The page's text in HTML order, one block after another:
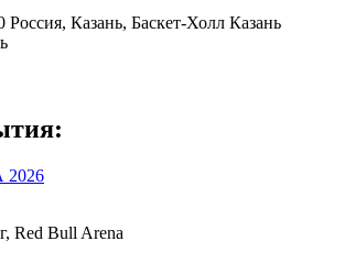
Казань, Баскет-Холл Казань
2026
Red Bull Arena